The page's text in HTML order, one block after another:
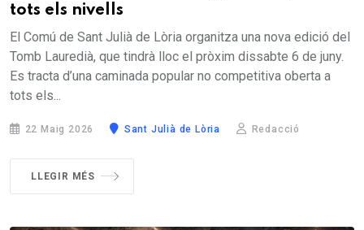
tots els nivells
El Comú de Sant Julià de Lòria organitza una nova edició del
Tomb Lauredià, que tindrà lloc el pròxim dissabte 6 de juny.
Es tracta d’una caminada popular no competitiva oberta a
tots els...
22 Maig 2026 Sant Julià de Lòria Redacció
LLEGIR MÉS